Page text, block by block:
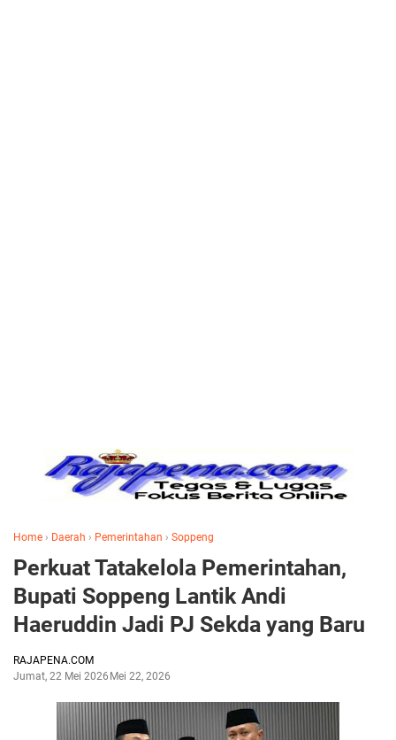
Home › Daerah › Pemerintahan › Soppeng
Perkuat Tatakelola Pemerintahan,
Bupati Soppeng Lantik Andi
Haeruddin Jadi PJ Sekda yang Baru
RAJAPENA.COM
Jumat, 22 Mei 2026 Mei 22, 2026